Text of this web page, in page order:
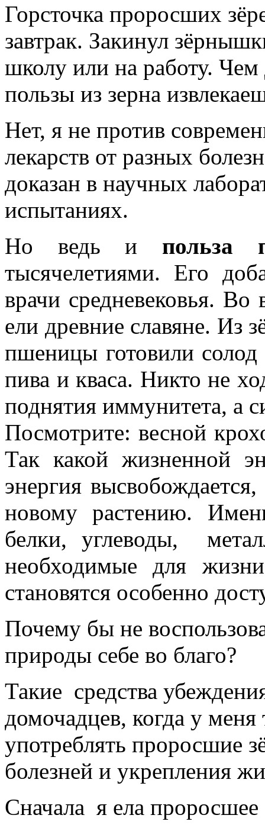
Горсточка проросших
завтрак. Закинул
школу или на работу.
пользы из зерна
Нет, я не против
лекарств от разных
доказан в научных
испытаниях.
Но ведь и польза
тысячелетиями. Его
врачи средневековья. Во
ели древние славяне. Из
пшеницы готовили солод
пива и кваса. Никто не
поднятия иммунитета, а
Посмотрите: весной
Так какой жизненной
энергия
новому растению.
белки, углеводы,
необходимые для
становятся особенно
Почему бы не
природы себе во благо?
Такие средства
домочадцев, когда у меня
употреблять проросшие
болезней и укрепления
Сначала я ела